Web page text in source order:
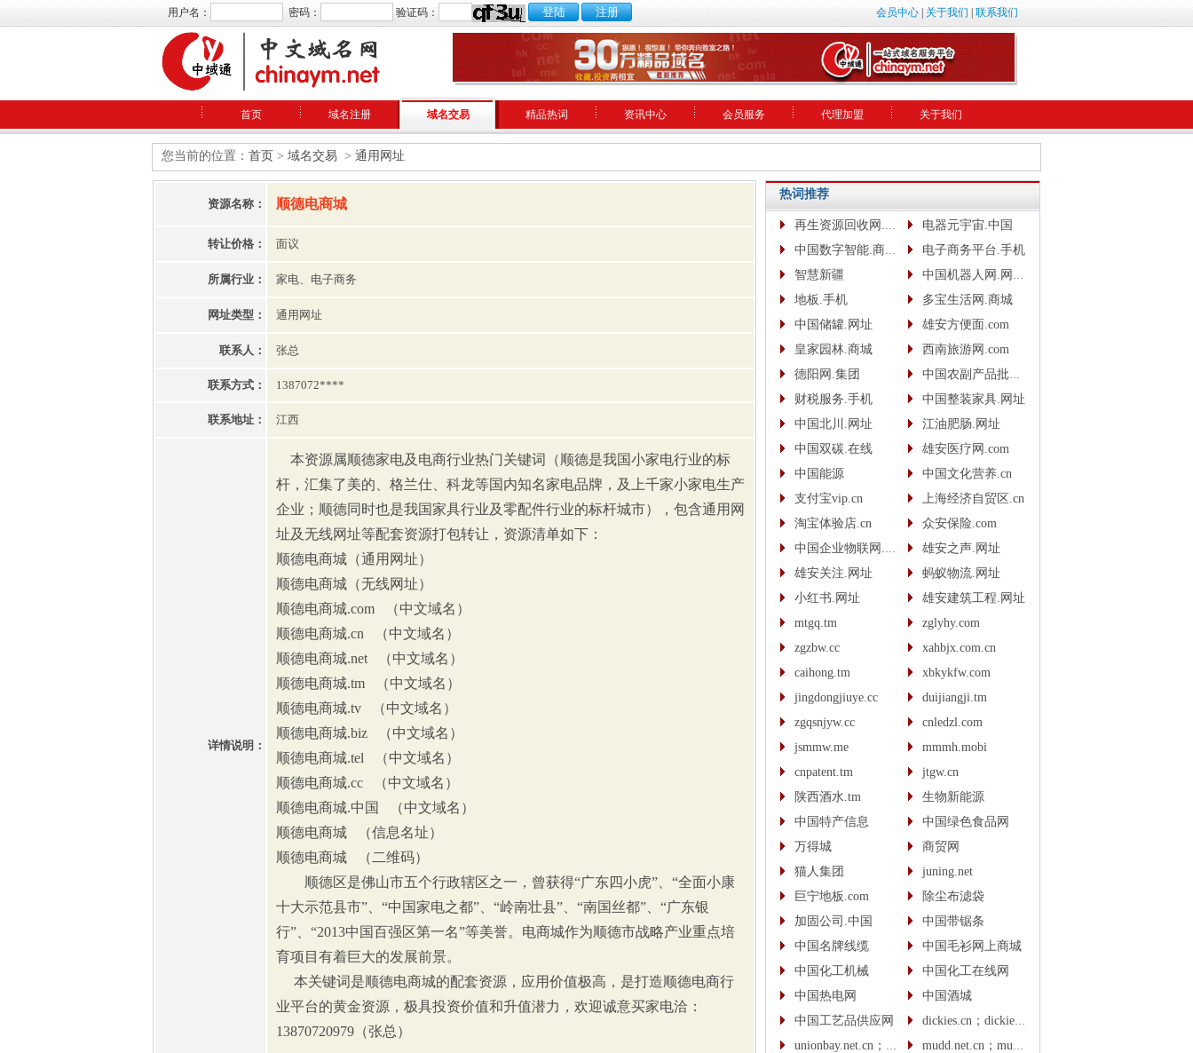
会员中心 关于我们 联系我们
用户名： 密码： 验证码：
首页 域名注册 域名交易 精品热词 资讯中心 会员服务 代理加盟 关于我们
您当前的位置： 首页 > 域名交易 > 通用网址
资源名称： 顺德电商城
转让价格： 面议
所属行业： 家电、电子商务
网址类型： 通用网址
联系人： 张总
联系方式： 1387072****
联系地址： 江西
详情说明：
本资源属顺德家电及电商行业热门关键词（顺德是我国小家电行业的标
杆，汇集了美的、格兰仕、科龙等国内知名家电品牌，及上千家小家电生产
企业；顺德同时也是我国家具行业及零配件行业的标杆城市），包含通用网
址及无线网址等配套资源打包转让，资源清单如下：
顺德电商城（通用网址）
顺德电商城（无线网址）
顺德电商城.com （中文域名）
顺德电商城.cn （中文域名）
顺德电商城.net （中文域名）
顺德电商城.tm （中文域名）
顺德电商城.tv （中文域名）
顺德电商城.biz （中文域名）
顺德电商城.tel （中文域名）
顺德电商城.cc （中文域名）
顺德电商城.中国 （中文域名）
顺德电商城 （信息名址）
顺德电商城 （二维码）
顺德区是佛山市五个行政辖区之一，曾获得“广东四小虎”、“全面小康
十大示范县市”、“中国家电之都”、“岭南壮县”、“南国丝都”、“广东银
行”、“2013中国百强区第一名”等美誉。电商城作为顺德市战略产业重点培
育项目有着巨大的发展前景。
本关键词是顺德电商城的配套资源，应用价值极高，是打造顺德电商行
业平台的黄金资源，极具投资价值和升值潜力，欢迎诚意买家电洽：
13870720979（张总）
热词推荐
再生资源回收网.网址
电器元宇宙.中国
中国数字智能.商城.网址.中文网
电子商务平台.手机
智慧新疆
中国机器人网.网址www.robotcn.top
地板.手机
多宝生活网.商城
中国储罐.网址
雄安方便面.com
皇家园林.商城
西南旅游网.com
德阳网.集团
中国农副产品批发网.com
财税服务.手机
中国整装家具.网址
中国北川.网址
江油肥肠.网址
中国双碳.在线
雄安医疗网.com
中国能源
中国文化营养.cn
支付宝vip.cn
上海经济自贸区.cn
淘宝体验店.cn
众安保险.com
中国企业物联网.com
雄安之声.网址
雄安关注.网址
蚂蚁物流.网址
小红书.网址
雄安建筑工程.网址
mtgq.tm
zglyhy.com
zgzbw.cc
xahbjx.com.cn
caihong.tm
xbkykfw.com
jingdongjiuye.cc
duijiangji.tm
zgqsnjyw.cc
cnledzl.com
jsmmw.me
mmmh.mobi
cnpatent.tm
jtgw.cn
陕西酒水.tm
生物新能源
中国特产信息
中国绿色食品网
万得城
商贸网
猫人集团
juning.net
巨宁地板.com
除尘布滤袋
加固公司.中国
中国带锯条
中国名牌线缆
中国毛衫网上商城
中国化工机械
中国化工在线网
中国热电网
中国酒城
中国工艺品供应网
dickies.cn；dickies.cc
unionbay.net.cn；unionbay.cn
mudd.net.cn；mudd.cn